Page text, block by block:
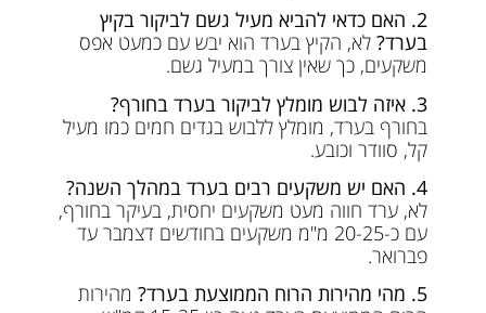
2. האם כדאי להביא מעיל גשם לביקור בקיץ
בערד? לא, הקיץ בערד הוא יבש עם כמעט אפס
משקעים, כך שאין צורך במעיל גשם.
3. איזה לבוש מומלץ לביקור בערד בחורף?
בחורף בערד, מומלץ ללבוש בגדים חמים כמו מעיל
קל, סוודר וכובע.
4. האם יש משקעים רבים בערד במהלך השנה?
לא, ערד חווה מעט משקעים יחסית, בעיקר בחורף,
עם כ-20-25 מ"מ משקעים בחודשים דצמבר עד
פברואר.
5. מהי מהירות הרוח הממוצעת בערד?
מהירות